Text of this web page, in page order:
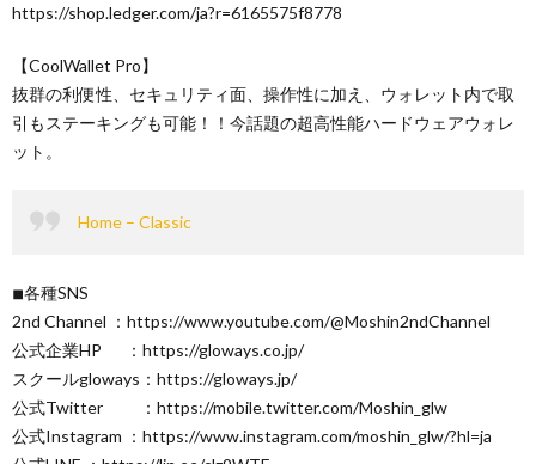
https://shop.ledger.com/ja?r=6165575f8778
【CoolWallet Pro】
抜群の利便性、セキュリティ面、操作性に加え、ウォレット内で取
引もステーキングも可能！！今話題の超高性能ハードウェアウォレ
ット。
Home – Classic
◾︎各種SNS
2nd Channel ：https://www.youtube.com/@Moshin2ndChannel
公式企業HP ：https://gloways.co.jp/
スクールgloways：https://gloways.jp/
公式Twitter ：https://mobile.twitter.com/Moshin_glw
公式Instagram ：https://www.instagram.com/moshin_glw/?hl=ja